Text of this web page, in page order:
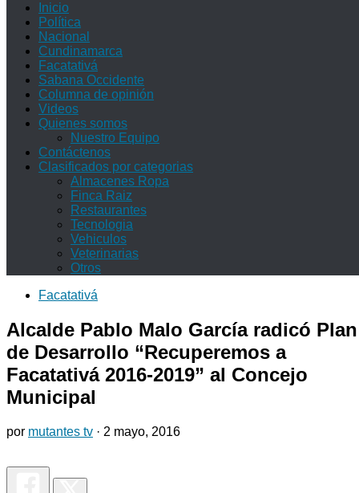
Inicio
Política
Nacional
Cundinamarca
Facatativá
Sabana Occidente
Columna de opinión
Videos
Quienes somos
Nuestro Equipo
Contáctenos
Clasificados por categorias
Almacenes Ropa
Finca Raiz
Restaurantes
Tecnologia
Vehiculos
Veterinarias
Otros
Facatativá
Alcalde Pablo Malo García radicó Plan
de Desarrollo “Recuperemos a
Facatativá 2016-2019” al Concejo
Municipal
por mutantes tv · 2 mayo, 2016